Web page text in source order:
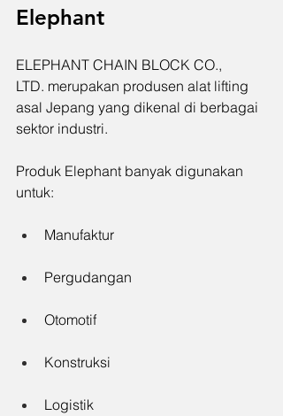
Elephant
ELEPHANT CHAIN BLOCK CO.,
LTD. merupakan produsen alat lifting
asal Jepang yang dikenal di berbagai
sektor industri.
Produk Elephant banyak digunakan
untuk:
Manufaktur
Pergudangan
Otomotif
Konstruksi
Logistik